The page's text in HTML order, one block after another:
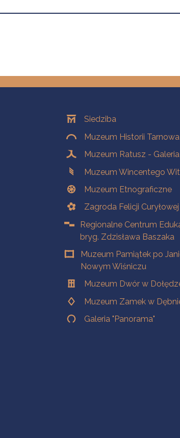
OddziałySiedziba
Muzeum Historii
Muzeum Ratusz -
Muzeum Wincentego
Muzeum Etnograficzne
Zagroda Felicji
Regionalne Centrum
bryg. Zdzisława Baszaka
Muzeum Pamiątek po
Nowym Wiśniczu
Muzeum Dwór w
Muzeum Zamek w
Galeria "Panorama"